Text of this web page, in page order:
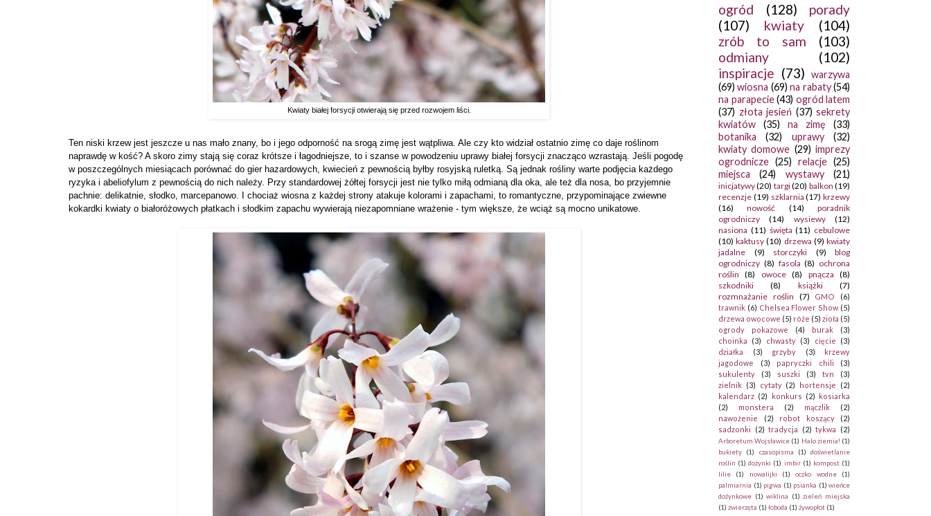
Kwiaty białej forsycji otwierają się przed rozwojem liści.
Ten niski krzew jest jeszcze u nas mało znany, bo i jego odporność na srogą zimę jest wątpliwa. Ale czy kto widział ostatnio zimę co daje roślinom
naprawdę w kość? A skoro zimy stają się coraz krótsze i łagodniejsze, to i szanse w powodzeniu uprawy białej forsycji znacząco wzrastają. Jeśli pogodę
w poszczególnych miesiącach porównać do gier hazardowych, kwiecień z pewnością byłby rosyjską ruletką. Są jednak rośliny warte podjęcia każdego
ryzyka i abeliofylum z pewnością do nich należy. Przy standardowej żółtej forsycji jest nie tylko miłą odmianą dla oka, ale też dla nosa, bo przyjemnie
pachnie: delikatnie, słodko, marcepanowo. I chociaż wiosna z każdej strony atakuje kolorami i zapachami, to romantyczne, przypominające zwiewne
kokardki kwiaty o białoróżowych płatkach i słodkim zapachu wywierają niezapomniane wrażenie - tym większe, że wciąż są mocno unikatowe.
ogród (128)
porady
(107)
kwiaty
(104)
zrób to sam
(103)
odmiany
(102)
inspiracje (73) warzywa
(69) wiosna (69) na rabaty (54)
na parapecie (43) ogród latem
(37) złota jesień (37) sekrety
kwiatów
(35) na zimę
(33)
botanika
(32) uprawy
(32)
kwiaty domowe (29) imprezy
ogrodnicze (25) relacje (25)
miejsca
(24) wystawy (21)
inicjatywy(20) targi(20) balkon (19)
recenzje (19) szklarnia (17) krzewy
(16)
nowość (14)
poradnik
ogrodniczy
(14) wysiewy
(12)
nasiona (11) święta (11) cebulowe
(10) kaktusy (10) drzewa (9) kwiaty
jadalne
(9) storczyki (9)
blog
ogrodniczy (8) fasola (8) ochrona
roślin
(8) owoce (8) pnącza
(8)
szkodniki
(8) książki
(7)
rozmnażanie roślin (7) GMO
(6)
trawnik (6) Chelsea Flower Show (5)
drzewa owocowe (5) róże (5) zioła (5)
ogrody pokazowe
(4) burak
(3)
choinka
(3) chwasty (3) cięcie
(3)
działka
(3) grzyby (3)
krzewy
jagodowe
(3) papryczki chili
(3)
sukulenty
(3) suszki (3) tvn
(3)
zielnik (3) cytaty (2) hortensje
(2)
kalendarz (2) konkurs (2) kosiarka
(2)
monstera (2) mączlik
(2)
nawożenie
(2) robot koszący
(2)
sadzonki
(2) tradycja (2) tykwa (2)
Arboretum Wojsławice (1) Halo ziemia! (1)
bukiety
(1) czasopisma (1)
doświetlanie
roślin (1) dożynki (1) imbir (1) kompost (1)
lilie
(1) nowalijki (1) oczko wodne
(1)
palmiarnia (1) pigwa (1) psianka (1) wieńce
dożynkowe (1) wiklina (1) zieleń miejska
(1) zwierzęta (1) łoboda (1) żywopłot (1)